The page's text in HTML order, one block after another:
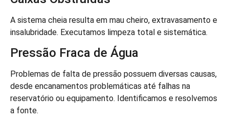
A sistema cheia resulta em mau cheiro, extravasamento e
insalubridade. Executamos limpeza total e sistemática.
Pressão Fraca de Água
Problemas de falta de pressão possuem diversas causas,
desde encanamentos problemáticas até falhas na
reservatório ou equipamento. Identificamos e resolvemos
a fonte.